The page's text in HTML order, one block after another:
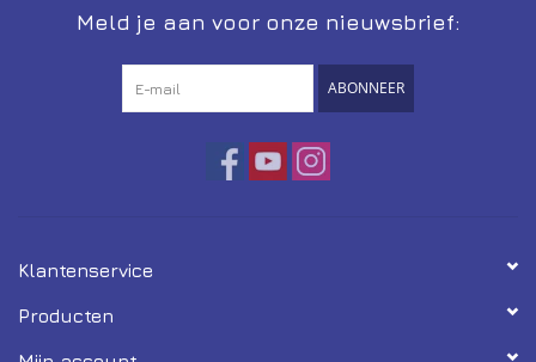
Meld je aan voor onze nieuwsbrief:
ABONNEER
Klantenservice
Producten